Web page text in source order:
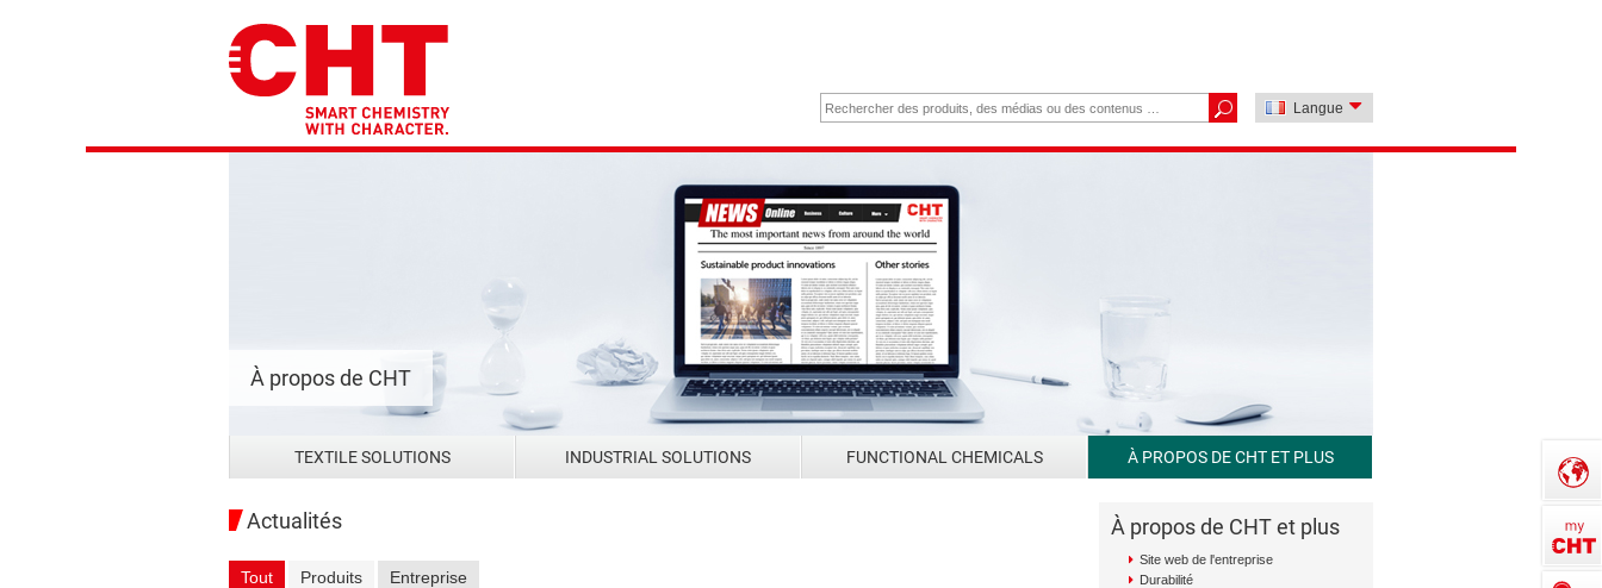
Langue
À propos de CHT
TEXTILE SOLUTIONS INDUSTRIAL SOLUTIONS FUNCTIONAL CHEMICALS À PROPOS DE CHT ET PLUS
Actualités
Tout Produits Entreprise
À propos de CHT et plus
Site web de l'entreprise
Durabilité